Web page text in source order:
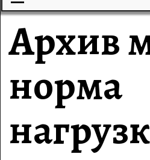
Архив
норма